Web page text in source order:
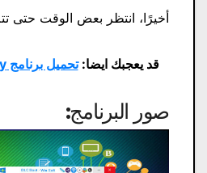
أخيرًا، انتظر بعض الوقت حتى
قد يعجبك ايضا:تحميل برنامج USB Disk Security
صور البرنامج: